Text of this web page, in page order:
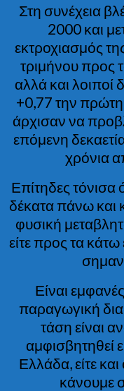
Στη συνέχεια
2000 και
εκτροχιασμός
τριμήνου προς
αλλά και λοιποί
+0,77 την πρώτη
άρχισαν να
επόμενη
χρόνια
Επίτηδες τόνισα
δέκατα πάνω και
φυσική
είτε προς τα
Είναι
παραγωγική
τάση είναι
αμφισβητηθεί
Ελλάδα, είτε
κάνουμε